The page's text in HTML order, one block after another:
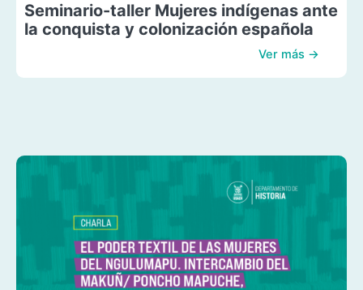
Seminario-taller Mujeres indígenas ante
la conquista y colonización española
Ver más →